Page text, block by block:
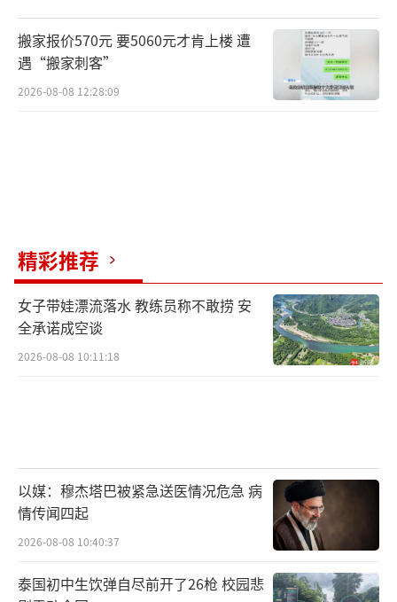
搬家报价570元 要5060元才肯上楼 遭
遇“搬家刺客”
2026-08-08 12:28:09
精彩推荐
女子带娃漂流落水 教练员称不敢捞 安
全承诺成空谈
2026-08-08 10:11:18
以媒：穆杰塔巴被紧急送医情况危急 病
情传闻四起
2026-08-08 10:40:37
泰国初中生饮弹自尽前开了26枪 校园悲